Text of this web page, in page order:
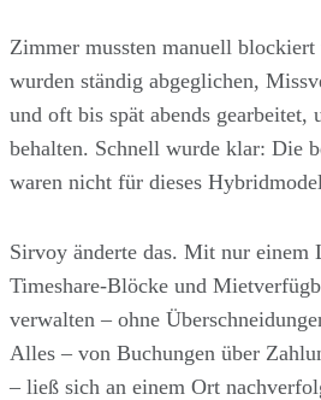
Zimmer mussten manuell
wurden ständig abgeglichen,
und oft bis spät abends gearbeitet,
behalten. Schnell wurde klar: Die
waren nicht für dieses
Sirvoy änderte das. Mit nur einem
Timeshare-Blöcke und
verwalten – ohne
Alles – von Buchungen über
– ließ sich an einem Ort